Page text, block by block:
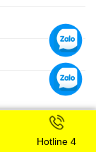
tôn
Hotline 4